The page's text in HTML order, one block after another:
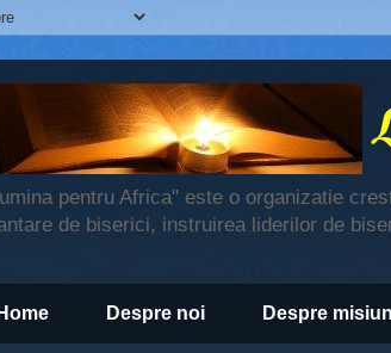
pentru Africa" este o organizatie
de biserici, instruirea liderilor de
Home Despre noi Despre